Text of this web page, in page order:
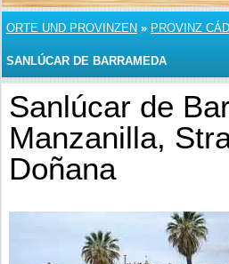
ORTE UND PROVINZEN » PROVINZ
SANLÚCAR DE BARRAMEDA
Sanlúcar de
Manzanilla,
Doñana